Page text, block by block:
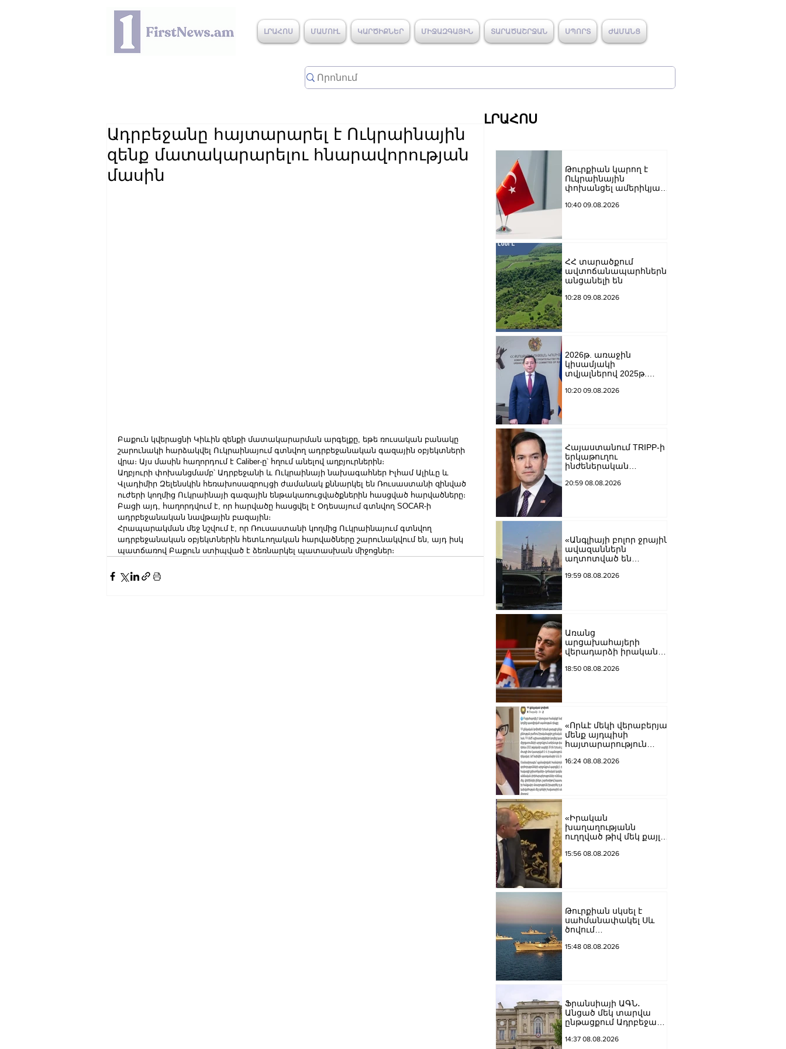
ԼՐԱՀՈՍ ՄԱՄՈՒԼ ԿԱՐԾԻՔՆԵՐ ՄԻՋԱԶԳԱՅԻՆ ՏԱՐԱԾԱՇՐՋԱՆ ՍՊՈՐՏ ԺԱՄԱՆՑ
Ադրբեջանը հայտարարել է Ուկրաինային
զենք մատակարարելու հնարավորության
մասին
Բաքուն կվերացնի Կիևին զենքի մատակարարման արգելքը, եթե ռուսական բանակը
շարունակի հարձակվել Ուկրաինայում գտնվող ադրբեջանական գազային օբյեկտների
վրա։ Այս մասին հաղորդում է Caliber-ը՝ հղում անելով աղբյուրներին։
Աղբյուրի փոխանցմամբ՝ Ադրբեջանի և Ուկրաինայի նախագահներ Իլհամ Ալիևը և
Վլադիմիր Զելենսկին հեռախոսազրույցի ժամանակ քննարկել են Ռուսաստանի զինված
ուժերի կողմից Ուկրաինայի գազային ենթակառուցվածքներին հասցված հարվածները։
Բացի այդ, հաղորդվում է, որ հարվածը հասցվել է Օդեսայում գտնվող SOCAR-ի
ադրբեջանական նավթային բազային։
Հրապարակման մեջ նշվում է, որ Ռուսաստանի կողմից Ուկրաինայում գտնվող
ադրբեջանական օբյեկտներին հետևողական հարվածները շարունակվում են, այդ իսկ
պատճառով Բաքուն ստիպված է ձեռնարկել պատասխան միջոցներ։
ԼՐԱՀՈՍ
Թուրքիան կարող է
Ուկրաինային
փոխանցել ամերիկյան
հայտնի են քանակները
10:40 09.08.2026
ՀՀ տարածքում
ավտոճանապարհներն
անցանելի են
10:28 09.08.2026
2026թ. առաջին
կիսամյակի
տվյալներով 2025թ.
համեմատ
10:20 09.08.2026
Հայաստանում TRIPP-ի
երկաթուղու
ինժեներական
ն արդեն սկսվել են.
20:59 08.08.2026
«Անգլիայի բոլոր ջրային
ավազաններն
աղտոտված են
նյութերով»․ Լևոն
19:59 08.08.2026
Առանց
արցախահայերի
վերադարձի իրական
կարող լինել․
18:50 08.08.2026
«Որևէ մեկի վերաբերյալ
մենք այդպիսի
հայտարարություն
Քրիստինե Վարդանյան
16:24 08.08.2026
«Իրական
խաղաղությանն
ուղղված թիվ մեկ քայլը
գերիների ազատ
15:56 08.08.2026
Թուրքիան սկսել է
սահմանափակել Սև
ծովում
15:48 08.08.2026
Ֆրանսիայի ԱԳՆ․
Անցած մեկ տարվա
ընթացքում Ադրբեջանն
խաղաղությունը
14:37 08.08.2026